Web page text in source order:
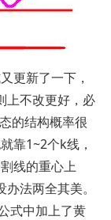
更新了一下，
上不改更好，必
的结构概率很
靠1~2个k线，
线的重心上
法两全其美。
式中加上了黄